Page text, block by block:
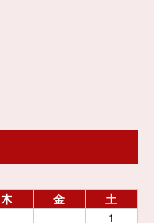
木 金
土
1